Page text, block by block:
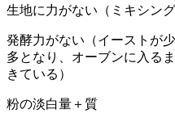
生地に力がない（ミキシング
発酵力がない（イーストが
多となり、オーブンに入る
きている）
粉の淡白量＋質